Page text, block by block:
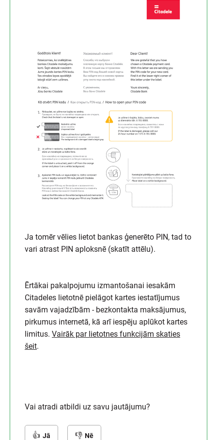
Ja tomēr vēlies lietot bankas ģenerēto PIN, tad to
vari atrast PIN aploksnē (skatīt attēlu).
Ērtākai pakalpojumu izmantošanai iesakām
Citadeles lietotnē pielāgot kartes iestatījumus
savām vajadzībām - bezkontakta maksājumus,
pirkumus internetā, kā arī iespēju aplūkot kartes
limitus. Vairāk par lietotnes funkcijām skaties
šeit.
Vai atradi atbildi uz savu jautājumu?
Jā Nē